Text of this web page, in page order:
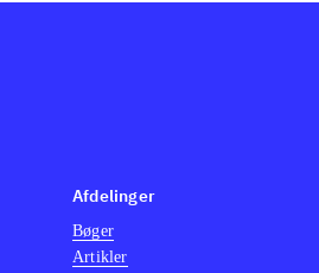
Afdelinger
Bøger
Artikler